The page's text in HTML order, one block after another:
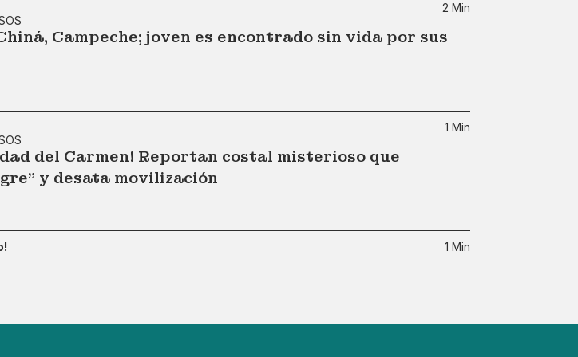
2 Min
Campeche; joven es encontrado sin vida por sus
1 Min
del Carmen! Reportan costal misterioso que
y desata movilización
1 Min